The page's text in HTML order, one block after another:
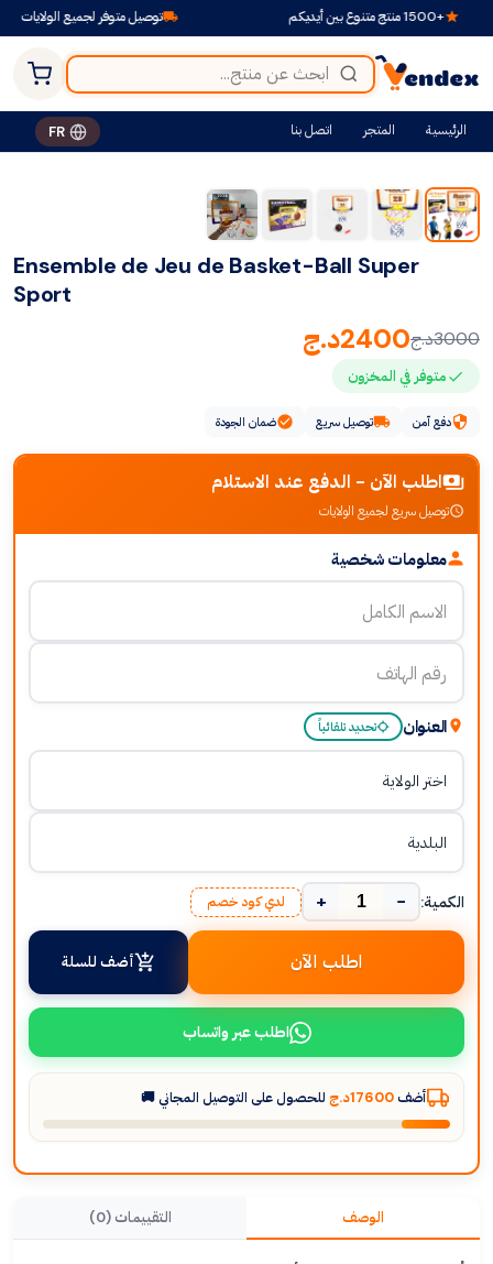
توصيل متوفر لجميع الولايات
الرئيسية المتجر اتصل بنا FR
-20%
Ensemble de Jeu de Basket-Ball Super
Sport
3000د.ج2400د.ج
متوفر في المخزون
دفع آمن توصيل سريع ضمان الجودة
اطلب الآن - الدفع عند الاستلام
توصيل سريع لجميع الولايات
معلومات شخصية
العنوان تحديد تلقائياً
الكمية: −
+ لدي كود خصم
اطلب الآن أضف للسلة
اطلب عبر واتساب
أضف 17600د.ج للحصول على التوصيل المجاني 🚚
الوصف التقييمات (0)